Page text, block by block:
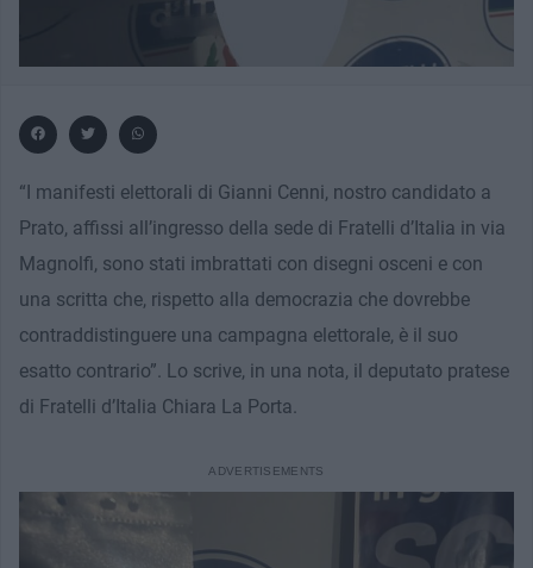
“I manifesti elettorali di Gianni Cenni, nostro candidato a
Prato, affissi all’ingresso della sede di Fratelli d’Italia in via
Magnolfi, sono stati imbrattati con disegni osceni e con
una scritta che, rispetto alla democrazia che dovrebbe
contraddistinguere una campagna elettorale, è il suo
esatto contrario”. Lo scrive, in una nota, il deputato pratese
di Fratelli d’Italia Chiara La Porta.